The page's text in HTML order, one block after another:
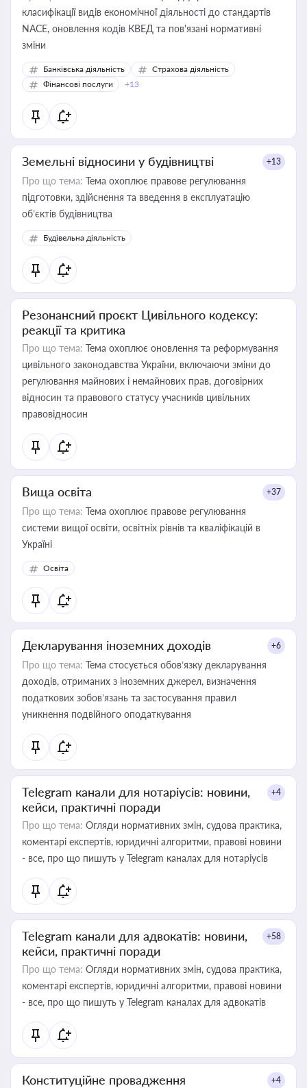
класифікації видів економічної діяльності до стандартів
NACE, оновлення кодів КВЕД та пов'язані нормативні
зміни
Банківська діяльність
Страхова діяльність
Фінансові послуги
+13
Земельні відносини у будівництві +13
Про що тема: Тема охоплює правове регулювання
підготовки, здійснення та введення в експлуатацію
об’єктів будівництва
Будівельна діяльність
Резонансний проєкт Цивільного кодексу:
реакції та критика
Про що тема: Тема охоплює оновлення та реформування
цивільного законодавства України, включаючи зміни до
регулювання майнових і немайнових прав, договірних
відносин та правового статусу учасників цивільних
правовідносин
Вища освіта +37
Про що тема: Тема охоплює правове регулювання
системи вищої освіти, освітніх рівнів та кваліфікацій в
Україні
Освіта
Декларування іноземних доходів +6
Про що тема: Тема стосується обов’язку декларування
доходів, отриманих з іноземних джерел, визначення
податкових зобов’язань та застосування правил
уникнення подвійного оподаткування
Telegram канали для нотаріусів: новини,
кейси, практичні поради
+4
Про що тема: Огляди нормативних змін, судова практика,
коментарі експертів, юридичні алгоритми, правові новини
- все, про що пишуть у Telegram каналах для нотаріусів
Telegram канали для адвокатів: новини,
кейси, практичні поради
+58
Про що тема: Огляди нормативних змін, судова практика,
коментарі експертів, юридичні алгоритми, правові новини
- все, про що пишуть у Telegram каналах для адвокатів
Конституційне провадження +4